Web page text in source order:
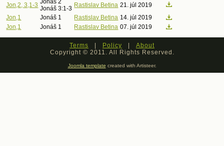
Jon,2, 3,1-3 Jonáš 2
Jonáš 3:1-3 Rastislav Betina 21. júl 2019
Jon,1
Jonáš 1 Rastislav Betina 14. júl 2019
Jon,1
Jonáš 1 Rastislav Betina 07. júl 2019
Terms | Policy | About
Copyright © 2011. All Rights Reserved.
Joomla template created with Artisteer.